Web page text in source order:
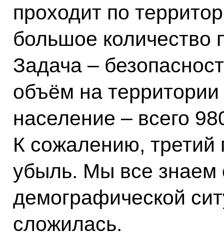
проходит по
большое количество
Задача –
объём на
население – всего
К сожалению, третий
убыль. Мы все знаем
демографической
сложилась.